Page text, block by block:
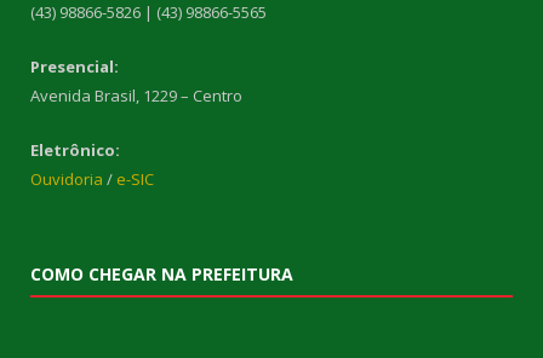
(43) 98866-5826 | (43) 98866-5565
Presencial:
Avenida Brasil, 1229 – Centro
Eletrônico:
Ouvidoria / e-SIC
COMO CHEGAR NA PREFEITURA